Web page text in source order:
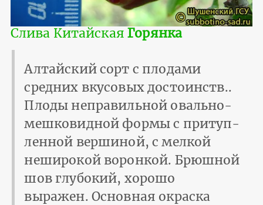
Слива КитайскаяГорянка
Алтайский сорт с плодами
средних вкусовых достоинств..
Плоды неправильной овально-
мешковидной формы с притуп­
ленной вершиной, с мелкой
неширокой воронкой. Брюшной
шов глубокий, хо­рошо
выражен. Основная окраска